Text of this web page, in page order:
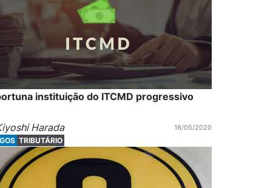
instituição do ITCMD progressivo
Harada 18/05/2020
TRIBUTÁRIO